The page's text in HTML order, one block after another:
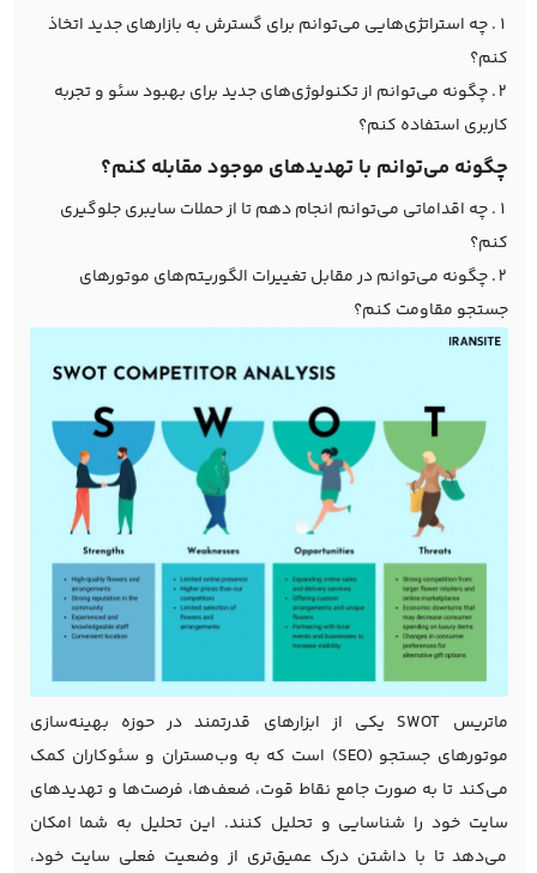
چه استراتژی‌هایی می‌توانم برای گسترش به بازارهای جدید اتخاذ
کنم؟
چگونه می‌توانم از تکنولوژی‌های جدید برای بهبود سئو و تجربه
کاربری استفاده کنم؟
چگونه می‌توانم با تهدیدهای موجود مقابله کنم؟
چه اقداماتی می‌توانم انجام دهم تا از حملات سایبری جلوگیری
کنم؟
چگونه می‌توانم در مقابل تغییرات الگوریتم‌های موتورهای
جستجو مقاومت کنم؟
ماتریس SWOT یکی از ابزارهای قدرتمند در حوزه بهینه‌سازی
موتورهای جستجو (SEO) است که به وب‌مستران و سئوکاران کمک
می‌کند تا به صورت جامع نقاط قوت، ضعف‌ها، فرصت‌ها و تهدیدهای
سایت خود را شناسایی و تحلیل کنند. این تحلیل به شما امکان
می‌دهد تا با داشتن درک عمیق‌تری از وضعیت فعلی سایت خود،